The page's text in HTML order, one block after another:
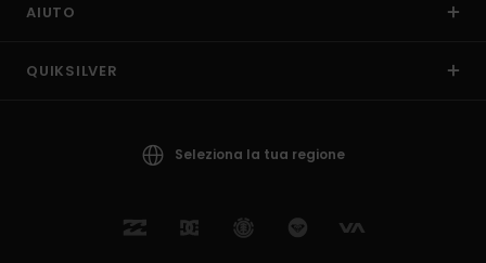
AIUTO
QUIKSILVER
Seleziona la tua regione